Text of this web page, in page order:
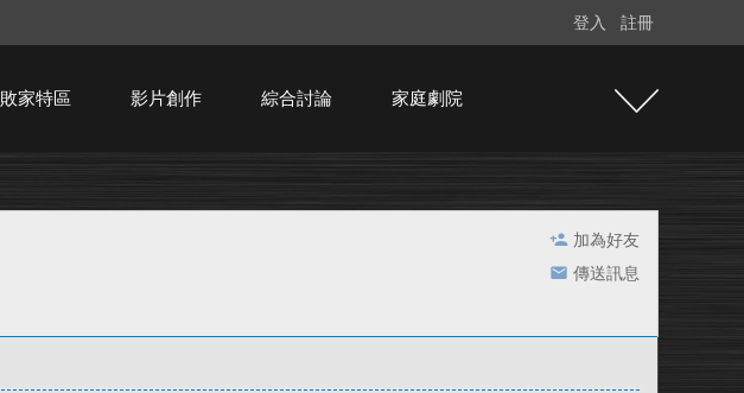
登入 註冊
敗家特區 影片創作 綜合討論 家庭劇院
加為好友
傳送訊息